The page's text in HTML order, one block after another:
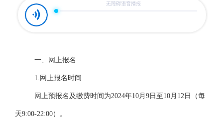
一、网上报名
1.网上报名时间
网上预报名及缴费时间为2024年10月9日至10月12日（每
天9:00-22:00）。